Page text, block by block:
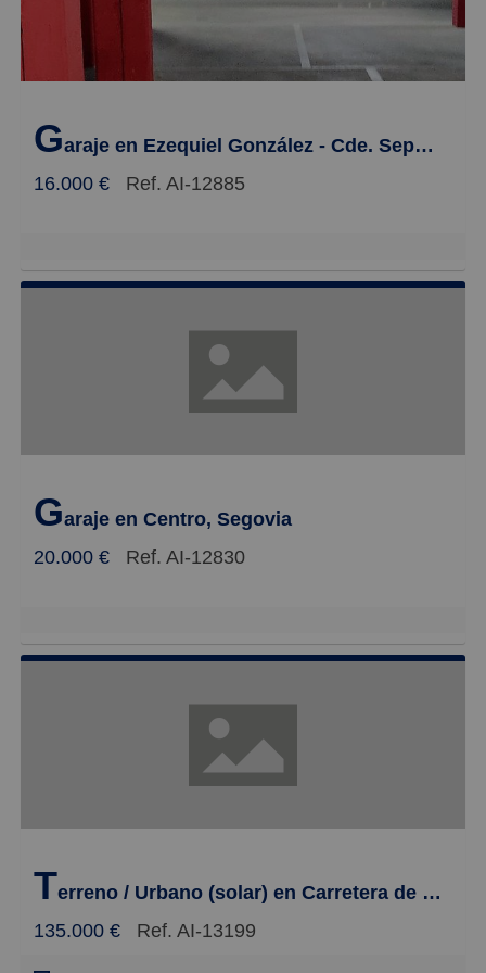
Garaje en Ezequiel González - Cde. Sepulveda, Segovia
16.000 €
Ref. AI-12885
Garaje en Centro, Segovia
20.000 €
Ref. AI-12830
Terreno / Urbano (solar) en Carretera de San Rafael, El Cerro - Crtra. San Rafael
135.000 €
Ref. AI-13199